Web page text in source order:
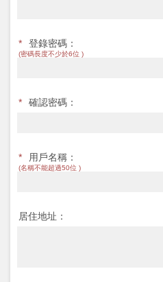
* 登錄密碼：
(密碼長度不少於6位 )
* 確認密碼：
* 用戶名稱：
(名稱不能超過50位 )
居住地址：